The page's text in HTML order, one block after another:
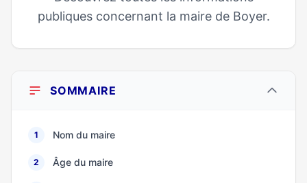
publiques concernant la maire de Boyer.
SOMMAIRE
1 Nom du maire
2 Âge du maire